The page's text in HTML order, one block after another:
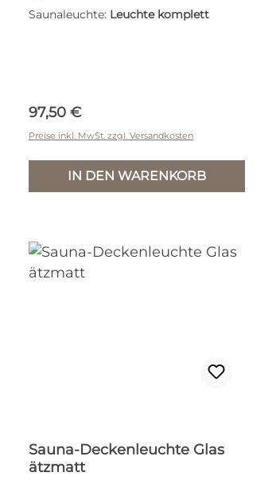
Saunaleuchte: Leuchte komplett
Regulärer Preis:
97,50 €
Preise inkl. MwSt. zzgl. Versandkosten
IN DEN WARENKORB
Sauna-Deckenleuchte Glas
ätzmatt